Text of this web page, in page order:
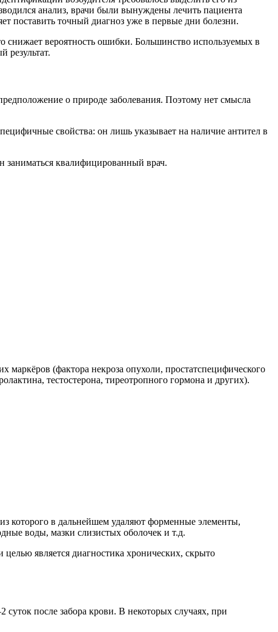
анализ, врачи были вынуждены лечить пациента
поставить точный диагноз уже в первые дни болезни.
снижает вероятность ошибки. Большинство используемых в
результат.
о природе заболевания. Поэтому нет смысла
свойства: он лишь указывает на наличие антител в
квалифицированный врач.
(фактора некроза опухоли, простатспецифического
тестостерона, тиреотропного гормона и других).
которого в дальнейшем удаляют форменные элементы,
воды, мазки слизистых оболочек и т.д.
целью является диагностика хронических, скрыто
после забора крови. В некоторых случаях, при